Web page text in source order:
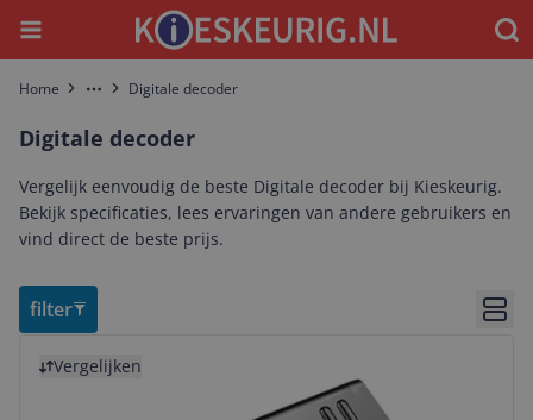
Menu
Home More Digitale decoder
Digitale decoder
Vergelijk eenvoudig de beste Digitale decoder bij Kieskeurig.
Bekijk specificaties, lees ervaringen van andere gebruikers en
vind direct de beste prijs.
filter
Vergelijken